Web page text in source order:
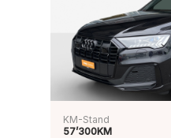
KM-Stand
57’300KM